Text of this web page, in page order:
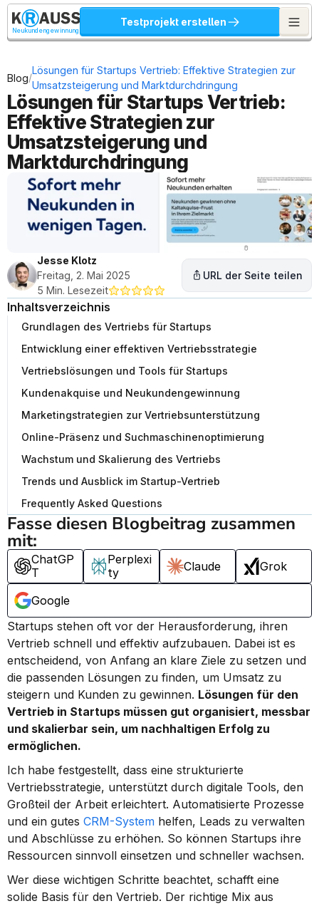
Neukundengewinnung
Testprojekt erstellen
Blog/
Lösungen für Startups Vertrieb: Effektive Strategien zur
Umsatzsteigerung und Marktdurchdringung
Lösungen für Startups Vertrieb:
Effektive Strategien zur
Umsatzsteigerung und
Marktdurchdringung
Jesse Klotz
Freitag, 2. Mai 2025
5 Min. Lesezeit
URL der Seite teilen
Inhaltsverzeichnis
Grundlagen des Vertriebs für Startups
Entwicklung einer effektiven Vertriebsstrategie
Vertriebslösungen und Tools für Startups
Kundenakquise und Neukundengewinnung
Marketingstrategien zur Vertriebsunterstützung
Online-Präsenz und Suchmaschinenoptimierung
Wachstum und Skalierung des Vertriebs
Trends und Ausblick im Startup-Vertrieb
Frequently Asked Questions
Fasse diesen Blogbeitrag zusammen
mit:
ChatGP
T
Perplexi
ty
Claude Grok
Google
Startups stehen oft vor der Herausforderung, ihren
Vertrieb schnell und effektiv aufzubauen. Dabei ist es
entscheidend, von Anfang an klare Ziele zu setzen und
die passenden Lösungen zu finden, um Umsatz zu
steigern und Kunden zu gewinnen. Lösungen für den
Vertrieb in Startups müssen gut organisiert, messbar
und skalierbar sein, um nachhaltigen Erfolg zu
ermöglichen.
Ich habe festgestellt, dass eine strukturierte
Vertriebsstrategie, unterstützt durch digitale Tools, den
Großteil der Arbeit erleichtert. Automatisierte Prozesse
und ein gutes CRM-System helfen, Leads zu verwalten
und Abschlüsse zu erhöhen. So können Startups ihre
Ressourcen sinnvoll einsetzen und schneller wachsen.
Wer diese wichtigen Schritte beachtet, schafft eine
solide Basis für den Vertrieb. Der richtige Mix aus